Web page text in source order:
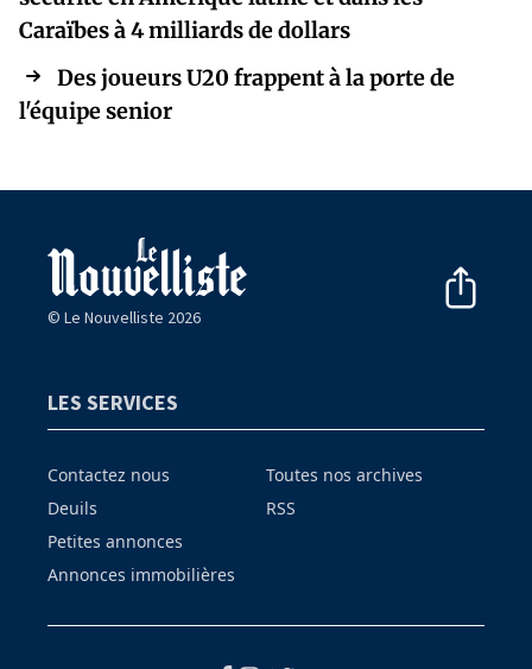
Caraïbes à 4 milliards de dollars
Des joueurs U20 frappent à la porte de
l'équipe senior
© Le Nouvelliste 2026
LES SERVICES
Contactez nous
Deuils
Petites annonces
Annonces immobilières
Toutes nos archives
RSS